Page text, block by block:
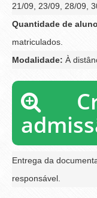
21/09, 23/09, 28/09,
Quantidade de
matriculados.
Modalidade: À
Entrega da
responsável.